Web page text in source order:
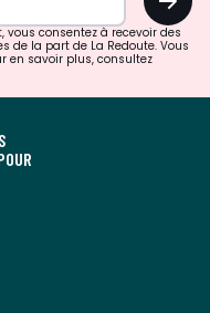
vous consentez à recevoir des
la part de La Redoute. Vous
en savoir plus, consultez